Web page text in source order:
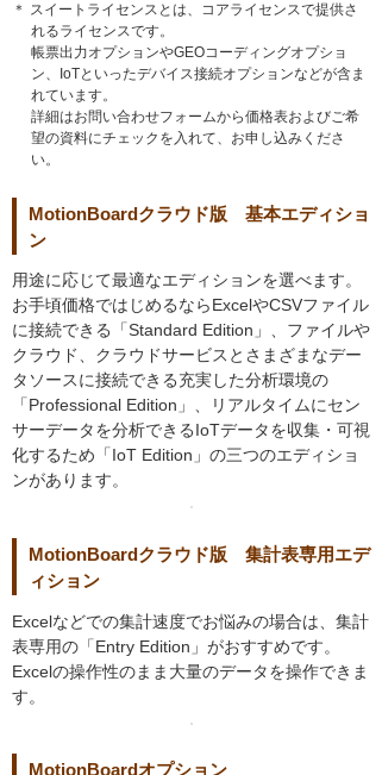
＊ スイートライセンスとは、コアライセンスで提供さ
れるライセンスです。
帳票出力オプションやGEOコーディングオプショ
ン、IoTといったデバイス接続オプションなどが含ま
れています。
詳細はお問い合わせフォームから価格表およびご希
望の資料にチェックを入れて、お申し込みくださ
い。
MotionBoardクラウド版 基本エディショ
ン
用途に応じて最適なエディションを選べます。
お手頃価格ではじめるならExcelやCSVファイル
に接続できる「Standard Edition」、ファイルや
クラウド、クラウドサービスとさまざまなデー
タソースに接続できる充実した分析環境の
「Professional Edition」、リアルタイムにセン
サーデータを分析できるIoTデータを収集・可視
化するため「IoT Edition」の三つのエディショ
ンがあります。
MotionBoardクラウド版 集計表専用エデ
ィション
Excelなどでの集計速度でお悩みの場合は、集計
表専用の「Entry Edition」がおすすめです。
Excelの操作性のまま大量のデータを操作できま
す。
MotionBoardオプション